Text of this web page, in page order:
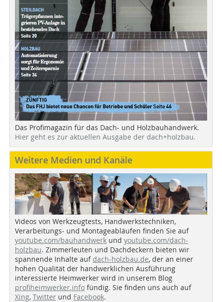
Das Profimagazin für das Dach- und Holzbauhandwerk.
Hier geht es zur aktuellen Ausgabe der dach+holzbau.
Weitere Medien und Kanäle
Videos von Werkzeugtests, Handwerkstechniken,
Verarbeitungs- und Montageabläufen finden Sie auf
youtube.com/bauhandwerk und youtube.com/dach-
holzbau. Zimmerleuten und Dachdeckern bieten wir
spannende Inhalte auf dach-holzbau.de, der an einer
hohen Qualität der handwerklichen Ausführung
interessierte Heimwerker wird in unserem Blog
profiheimwerker.info fündig. Sie finden uns auch auf
Xing, Twitter und Facebook.